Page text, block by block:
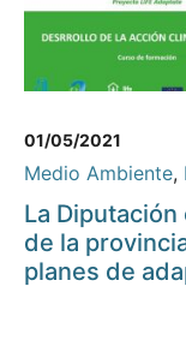
01/05/2021
Medio Ambiente,
La
de la
planes de